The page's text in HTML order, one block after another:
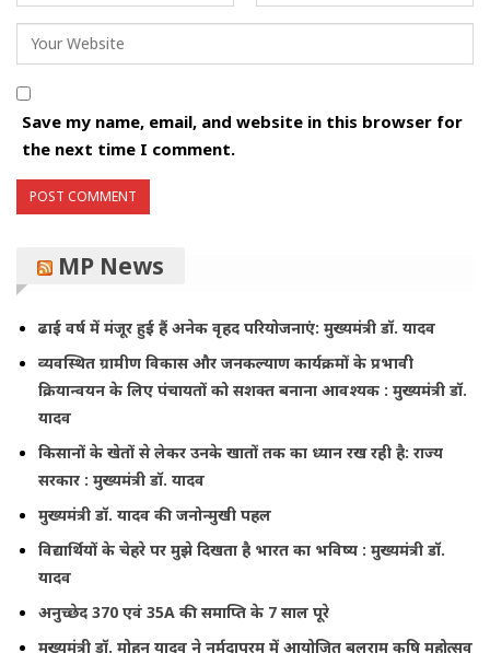
Save my name, email, and website in this browser for
the next time I comment.
MP News
ढाई वर्ष में मंजूर हुई हैं अनेक वृहद परियोजनाएं: मुख्यमंत्री डॉ. यादव
व्यवस्थित ग्रामीण विकास और जनकल्याण कार्यक्रमों के प्रभावी
क्रियान्वयन के लिए पंचायतों को सशक्त बनाना आवश्यक : मुख्यमंत्री डॉ.
यादव
किसानों के खेतों से लेकर उनके खातों तक का ध्यान रख रही है: राज्य
सरकार : मुख्यमंत्री डॉ. यादव
मुख्यमंत्री डॉ. यादव की जनोन्मुखी पहल
विद्यार्थियों के चेहरे पर मुझे दिखता है भारत का भविष्य : मुख्यमंत्री डॉ.
यादव
अनुच्छेद 370 एवं 35A की समाप्ति के 7 साल पूरे
मुख्यमंत्री डॉ. मोहन यादव ने नर्मदापुरम में आयोजित बलराम कृषि महोत्सव